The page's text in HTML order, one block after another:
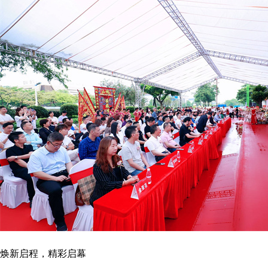
焕新启程，精彩启幕